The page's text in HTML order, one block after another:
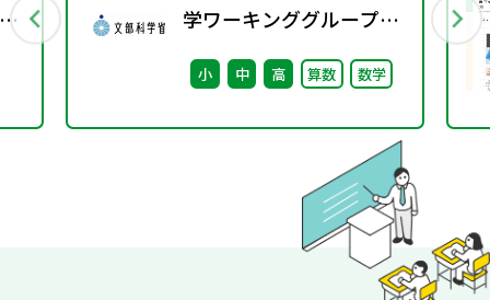
学ワーキンググループ
（第3回） 配付資料
小 中 高 算数 数学